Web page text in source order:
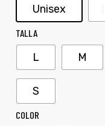
Unisex
TALLA
L M
S
COLOR